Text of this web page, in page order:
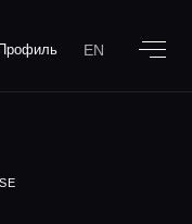
Профиль EN